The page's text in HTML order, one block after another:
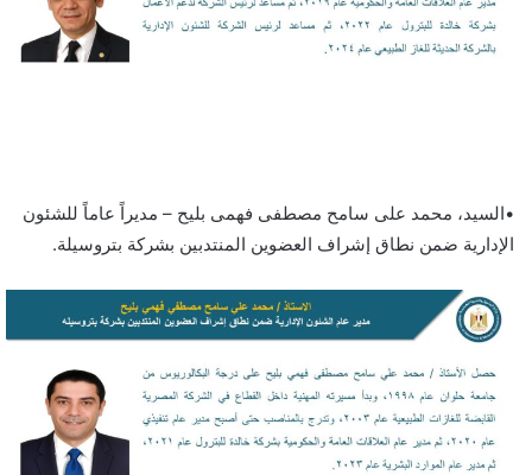
•السيد، محمد على سامح مصطفى فهمى بليح – مديراً عاماً للشئون
الإدارية ضمن نطاق إشراف العضوين المنتدبين بشركة بتروسيلة.